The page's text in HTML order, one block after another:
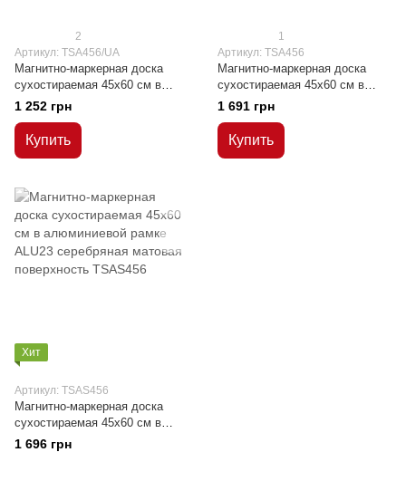
2
Артикул: TSA456/UA
Магнитно-маркерная доска
сухостираемая 45x60 см в
алюминиевой рамке C-line
1 252 грн
Купить
1
Артикул: TSA456
Магнитно-маркерная доска
сухостираемая 45x60 см в
алюминиевой рамке ALU23
1 691 грн
Купить
Хит
Артикул: TSAS456
Магнитно-маркерная доска
сухостираемая 45x60 см в
алюминиевой рамке ALU23
серебряная матовая
1 696 грн